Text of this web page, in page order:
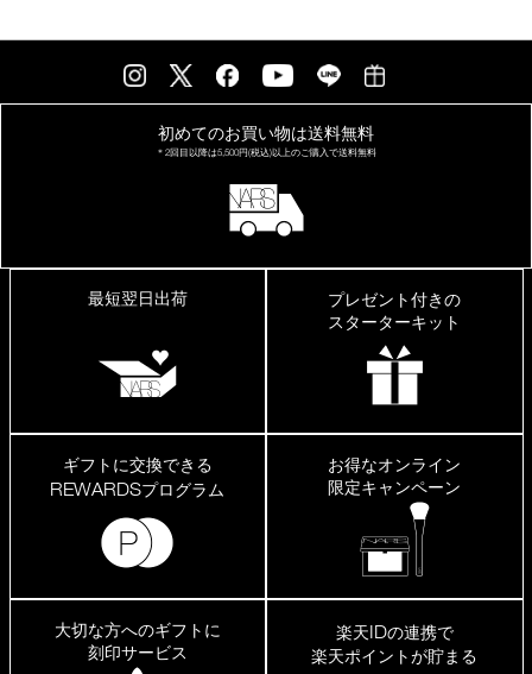
が可能になります。
験をお楽しみください。
（注2）楽天IDとパスワードの連携が必須となります。
初めてのお買い物は送料無料
＊2回目以降は5,500円(税込)以上のご購入で送料無料
最短翌日出荷
プレゼント付きの
スターターキット
ギフトに交換できる
REWARDSプログラム
お得なオンライン
限定キャンペーン
大切な方へのギフトに
刻印サービス
楽天IDの連携で
楽天ポイントが貯まる